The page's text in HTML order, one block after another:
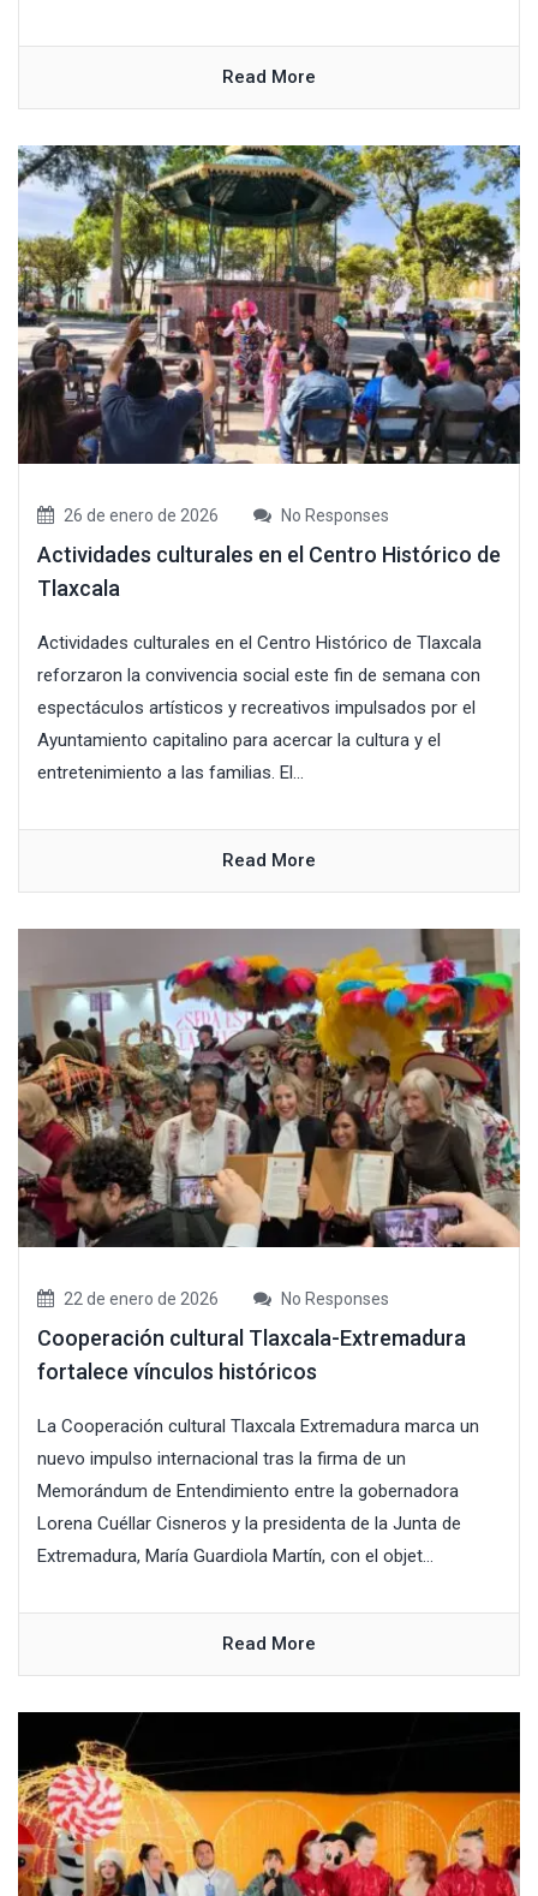
Read More
26 de enero de 2026 No Responses
Actividades culturales en el Centro Histórico de
Tlaxcala
Actividades culturales en el Centro Histórico de Tlaxcala
reforzaron la convivencia social este fin de semana con
espectáculos artísticos y recreativos impulsados por el
Ayuntamiento capitalino para acercar la cultura y el
entretenimiento a las familias. El...
Read More
22 de enero de 2026 No Responses
Cooperación cultural Tlaxcala-Extremadura
fortalece vínculos históricos
La Cooperación cultural Tlaxcala Extremadura marca un
nuevo impulso internacional tras la firma de un
Memorándum de Entendimiento entre la gobernadora
Lorena Cuéllar Cisneros y la presidenta de la Junta de
Extremadura, María Guardiola Martín, con el objet...
Read More